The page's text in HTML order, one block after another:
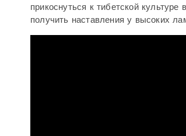
прикоснуться к тибетской
получить наставления у высоких